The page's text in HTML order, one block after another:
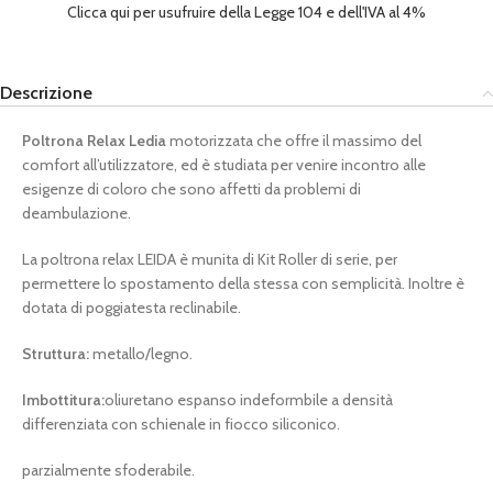
Clicca qui per usufruire della Legge 104 e dell'IVA al 4%
Descrizione
Poltrona Relax Lediamotorizzata che offre il massimo del
comfort all’utilizzatore, ed è studiata per venire incontro alle
esigenze di coloro che sono affetti da problemi di
deambulazione.
La poltrona relax LEIDA è munita di Kit Roller di serie, per
permettere lo spostamento della stessa con semplicità. Inoltre è
dotata di poggiatesta reclinabile.
Struttura:metallo/legno.
Imbottitura:oliuretano espanso indeformbile a densità
differenziata con schienale in fiocco siliconico.
parzialmente sfoderabile.